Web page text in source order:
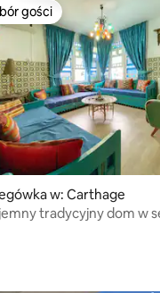
na 5, liczba recenzji: 58
gości
gości
w: Carthage
tradycyjny dom w